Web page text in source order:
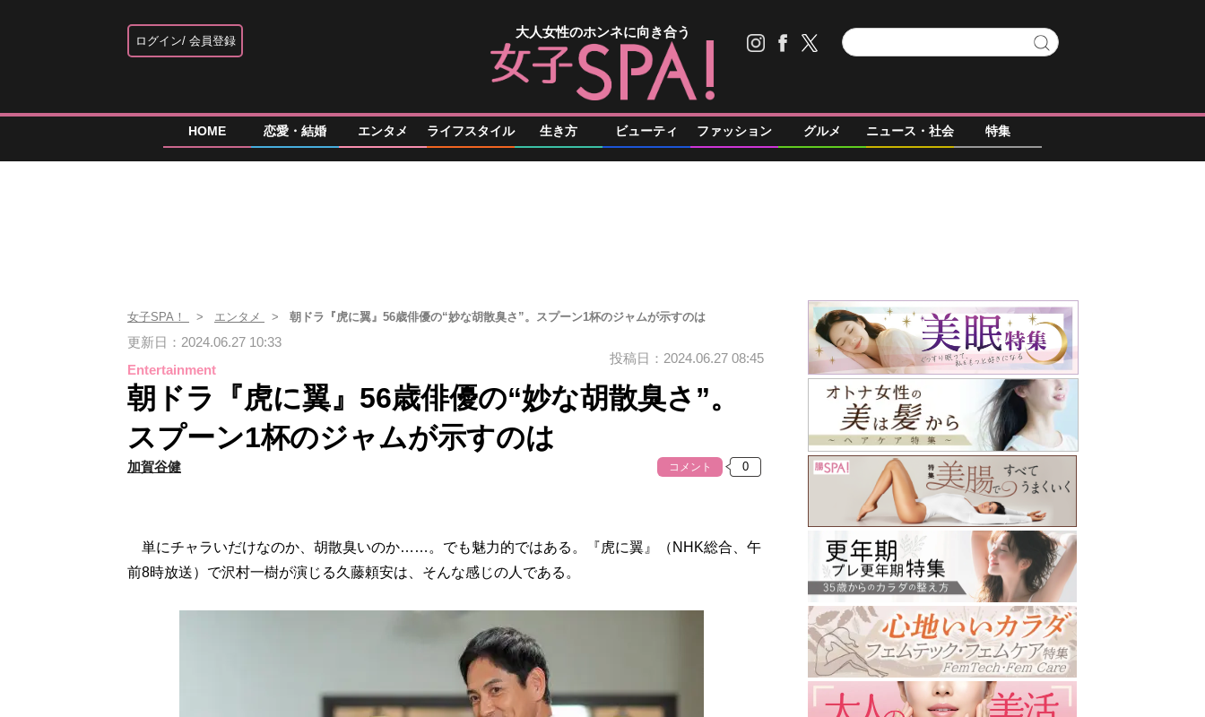
ログイン 会員登録
大人女性のホンネに向き合う
HOME 恋愛・結婚 エンタメ ライフスタイル 生き方 ビューティ ファッション グルメ ニュース・社会 特集
女子SPA！ エンタメ 朝ドラ『虎に翼』56歳俳優の“妙な胡散臭さ”。スプーン1杯のジャムが示すのは
更新日：2024.06.27 10:33
Entertainment
投稿日：2024.06.27 08:45
朝ドラ『虎に翼』56歳俳優の“妙な胡散臭さ”。
スプーン1杯のジャムが示すのは
加賀谷健 コメント
単にチャラいだけなのか、胡散臭いのか……。でも魅力的ではある。『虎に翼』（NHK総合、午
前8時放送）で沢村一樹が演じる久藤頼安は、そんな感じの人である。